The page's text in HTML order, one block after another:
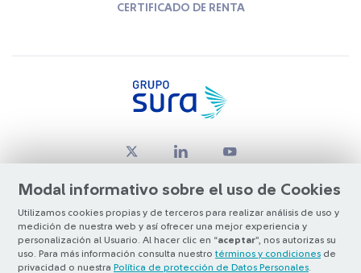
Modal informativo sobre el uso de Cookies
Utilizamos cookies propias y de terceros para realizar análisis de uso y
medición de nuestra web y así ofrecer una mejor experiencia y
personalización al Usuario. Al hacer clic en “aceptar”, nos autorizas su
uso. Para más información consulta nuestro términos y condiciones de
privacidad o nuestra Política de protección de Datos Personales
CERTIFICADO DE RENTA
© Copyright Grupo SURA 2026